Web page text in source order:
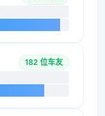
182 位车友